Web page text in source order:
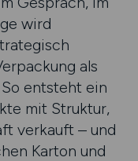
wird
als
entsteht ein
mit Struktur,
verkauft – und
Karton und